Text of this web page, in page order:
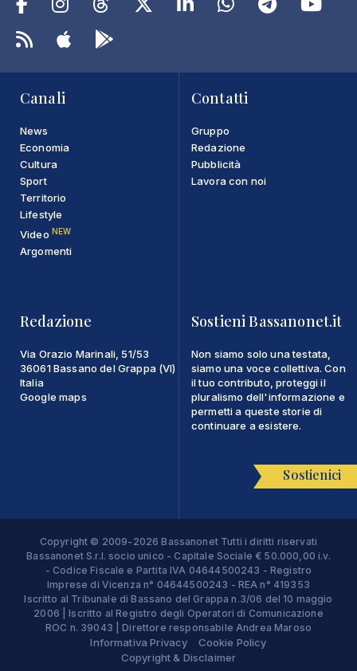
Canali
News
Economia
Cultura
Sport
Territorio
Lifestyle
Video NEW
Argomenti
Contatti
Gruppo
Redazione
Pubblicità
Lavora con noi
Redazione
Via Orazio Marinali, 51/53
36061 Bassano del Grappa (VI)
Italia
Google maps
Sostieni Bassanonet.it
Non siamo solo una testata,
siamo una voce collettiva. Con
il tuo contributo, proteggi il
pluralismo dell'informazione e
permetti a queste storie di
continuare a esistere.
Sostienici
Copyright © 2009-2026 Bassanonet Tutti i diritti riservati
Bassanonet S.r.l. socio unico - Capitale Sociale € 50.000,00 i.v.
- Codice Fiscale e Partita IVA 04644500243 - Registro
Imprese di Vicenza n° 04644500243 - REA n° 419353
Iscritto al Tribunale di Bassano del Grappa n.3/06 del 10 maggio
2006 | Iscritto al Registro degli Operatori di Comunicazione
ROC n. 39043 | Direttore responsabile Andrea Maroso
Informativa Privacy
Cookie Policy
Copyright & Disclaimer